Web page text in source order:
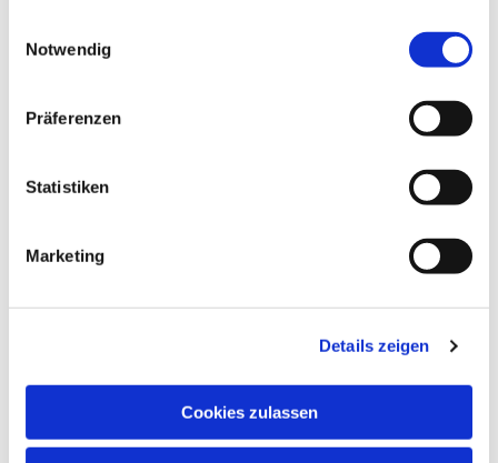
Notwendig
Präferenzen
Statistiken
Marketing
Details zeigen
Cookies zulassen
Dies könnte Sie auch